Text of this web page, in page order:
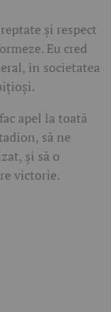
și respect
Eu cred
în societatea
apel la toată
să ne
și să o
victorie.